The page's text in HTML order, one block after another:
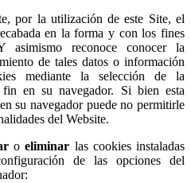
por la utilización de este Site, el
en la forma y con los fines
asimismo reconoce conocer la
de tales datos o información
mediante la selección de la
en su navegador. Si bien esta
su navegador puede no permitirle
del Website.
oeliminar las cookies instaladas
de las opciones del